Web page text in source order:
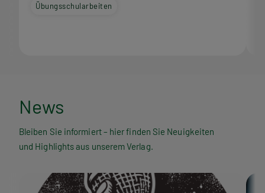
Übungsschularbeiten
N
e
w
News
Bleiben Sie informiert – hier finden Sie Neuigkeiten
und Highlights aus unserem Verlag.